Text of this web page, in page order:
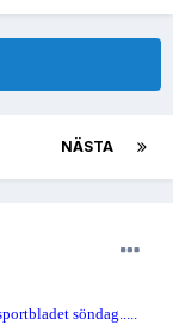
NÄSTA
söndag.....